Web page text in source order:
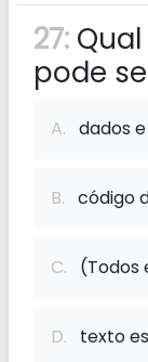
27:
pode
A. dados
B. código
C. (Todos
D. texto